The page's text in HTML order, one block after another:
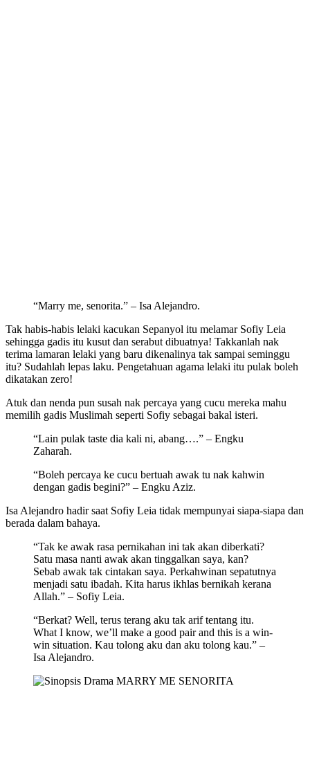
“Marry me, senorita.” – Isa Alejandro.
Tak habis-habis lelaki kacukan Sepanyol itu melamar Sofiy Leia
sehingga gadis itu kusut dan serabut dibuatnya! Takkanlah nak
terima lamaran lelaki yang baru dikenalinya tak sampai seminggu
itu? Sudahlah lepas laku. Pengetahuan agama lelaki itu pulak boleh
dikatakan zero!
Atuk dan nenda pun susah nak percaya yang cucu mereka mahu
memilih gadis Muslimah seperti Sofiy sebagai bakal isteri.
“Lain pulak taste dia kali ni, abang….” – Engku
Zaharah.
“Boleh percaya ke cucu bertuah awak tu nak kahwin
dengan gadis begini?” – Engku Aziz.
Isa Alejandro hadir saat Sofiy Leia tidak mempunyai siapa-siapa dan
berada dalam bahaya.
“Tak ke awak rasa pernikahan ini tak akan diberkati?
Satu masa nanti awak akan tinggalkan saya, kan?
Sebab awak tak cintakan saya. Perkahwinan sepatutnya
menjadi satu ibadah. Kita harus ikhlas bernikah kerana
Allah.” – Sofiy Leia.
“Berkat? Well, terus terang aku tak arif tentang itu.
What I know, we’ll make a good pair and this is a win-
win situation. Kau tolong aku dan aku tolong kau.” –
Isa Alejandro.